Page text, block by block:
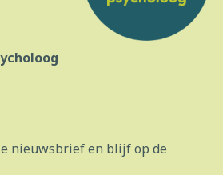
nieuwsbrief en blijf op de